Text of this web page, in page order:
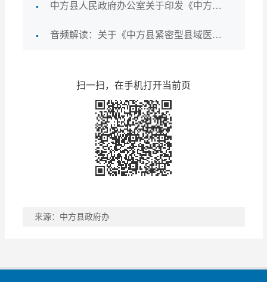
中方县人民政府办公室关于印发《中方县紧密型县域医疗卫生共同体建设工作实施方案》的通知
音频解读：关于《中方县紧密型县域医疗卫生共同体建设工作实施方案》的制定说明
扫一扫，在手机打开当前页
来源：中方县政府办